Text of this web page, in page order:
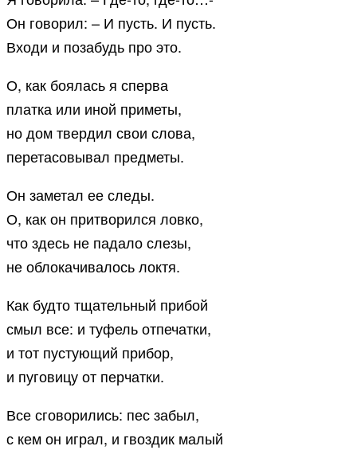
Он говорил: – И пусть. И пусть.
Входи и позабудь про это.
О, как боялась я сперва
платка или иной приметы,
но дом твердил свои слова,
перетасовывал предметы.
Он заметал ее следы.
О, как он притворился ловко,
что здесь не падало слезы,
не облокачивалось локтя.
Как будто тщательный прибой
смыл все: и туфель отпечатки,
и тот пустующий прибор,
и пуговицу от перчатки.
Все сговорились: пес забыл,
с кем он играл, и гвоздик малый